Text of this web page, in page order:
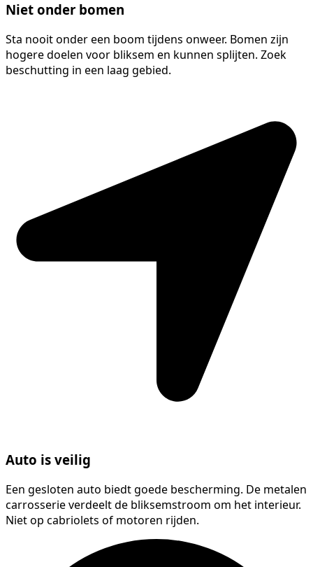
Niet onder bomen
Sta nooit onder een boom tijdens onweer. Bomen zijn
hogere doelen voor bliksem en kunnen splijten. Zoek
beschutting in een laag gebied.
Auto is veilig
Een gesloten auto biedt goede bescherming. De metalen
carrosserie verdeelt de bliksemstroom om het interieur.
Niet op cabriolets of motoren rijden.